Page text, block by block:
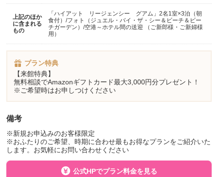
上記のほか
に含まれる
もの
「ハイアット リージェンシー グアム」2名1室×3泊（朝
食付）/フォト（ジュエル・バイ・ザ・シー＆ビーチ＆ビー
チガーデン）/空港～ホテル間の送迎 （ご新郎様・ご新婦様
用）
プラン特典
【来館特典】
無料相談でAmazonギフトカード最大3,000円分プレゼント！
※ご希望時はお申しつけください
備考
※新規お申込みのお客様限定
※おふたりのご希望、時期に合わせ最もお得なプランをご紹介いた
します。お気軽にお問い合わせください
公式HPでプラン料金を見る